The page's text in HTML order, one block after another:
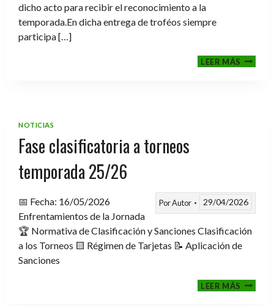
dicho acto para recibir el reconocimiento a la
temporada.En dicha entrega de troféos siempre
participa […]
LEER MÁSCENA-
NOTICIAS
Fase clasificatoria a torneos
temporada 25/26
PorAutor 29/04/2026
📅 Fecha: 16/05/2026
Enfrentamientos de la Jornada
🏆 Normativa de Clasificación y Sanciones Clasificación
a los Torneos 🟨 Régimen de Tarjetas 📝 Aplicación de
Sanciones
LEER MÁSFASE